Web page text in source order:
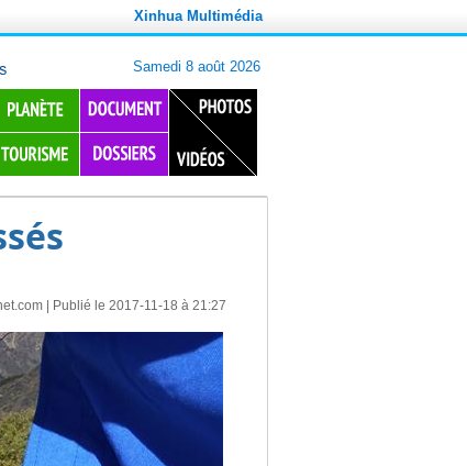
Xinhua Multimédia
| Publié le 2017-11-18 à 21:27